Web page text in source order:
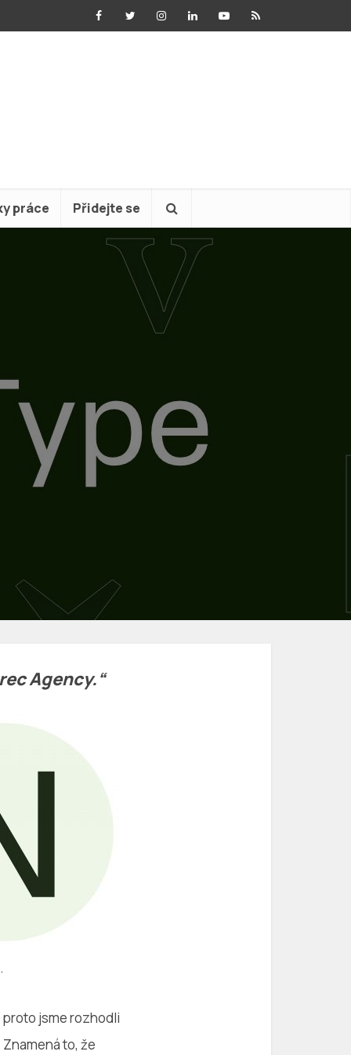
práce Přidejte se
Agency.“
jsme rozhodli
to, že